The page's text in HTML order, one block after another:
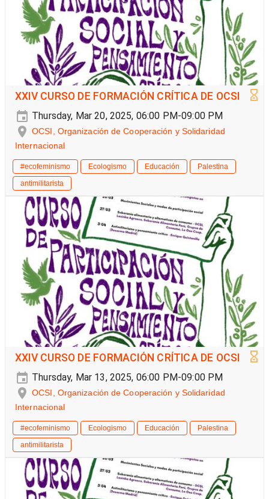
XXIV CURSO DE FORMACIÓN CRÍTICA DE OCSI
Thursday, Mar 20, 2025, 06:00 PM-09:00 PM
OCSI, Organización de Cooperación y Solidaridad
Internacional
#ecofeminismo Ecologismo Educación
Palestina
antimilitarista
XXIV CURSO DE FORMACIÓN CRÍTICA DE OCSI
Thursday, Mar 13, 2025, 06:00 PM-09:00 PM
OCSI, Organización de Cooperación y Solidaridad
Internacional
#ecofeminismo Ecologismo Educación
Palestina
antimilitarista